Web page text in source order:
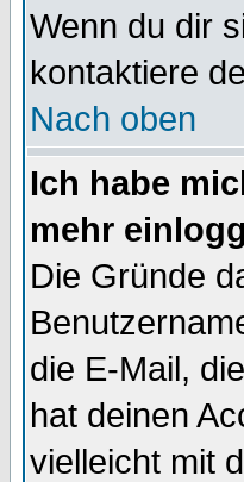
Wenn du dir
kontaktiere
Nach oben
Ich habe
mehr
Die Gründe
die E-Mail,
hat deinen
vielleicht mit